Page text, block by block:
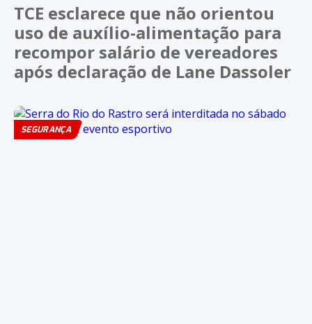
TCE esclarece que não orientou
uso de auxílio-alimentação para
recompor salário de vereadores
após declaração de Lane Dassoler
SEGURANÇA